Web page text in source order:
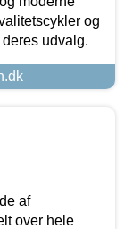
og
udvalg.
af
over hele